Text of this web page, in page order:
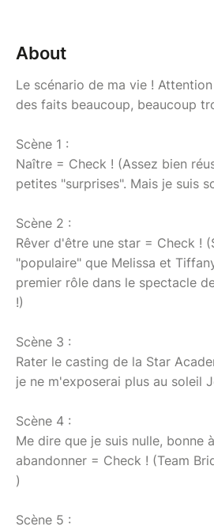
About
Le scénario de ma vie !
des faits beaucoup, beaucoup
Scène 1 :
Naître = Check ! (Assez bien
petites "surprises". Mais je suis
Scène 2 :
Rêver d'être une star = Check !
"populaire" que Melissa et
premier rôle dans le spectacle
!)
Scène 3 :
Rater le casting de la Star
je ne m'exposerai plus au soleil
Scène 4 :
Me dire que je suis nulle, bonne
abandonner = Check ! (Team
)
Scène 5 :